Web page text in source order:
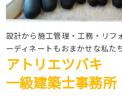
設計から施工管理・工務・リフ
ーディネートもおまかせな私た
アトリエツバキ
一級建築士事務所